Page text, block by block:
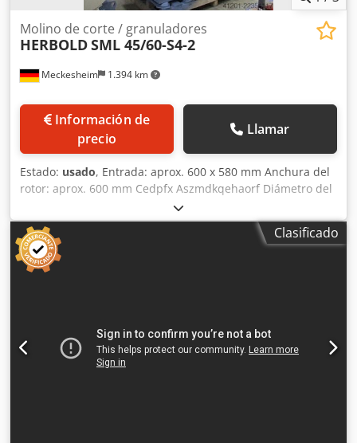
Meckesheim 1.394 km
Molino de corte / granuladores
HERBOLDSML 45/60-S4-2
Información de
precio
Llamar
Estado: usado, Entrada: aprox. 600 x 580 mm Anchura del
rotor: aprox. 600 mm Cedpfx Aszmdkqehaorf Diámetro del
rotor: aprox. 450 mm Palas del estator: 2 Palas del rotor: 4
Clasificado